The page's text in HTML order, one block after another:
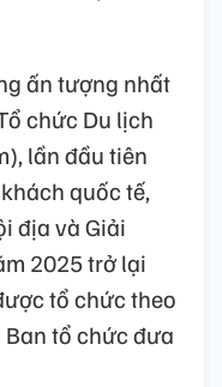
ấn tượng nhất
chức Du lịch
lần đầu tiên
quốc tế,
địa và Giải
2025 trở lại
tổ chức theo
tổ chức đưa